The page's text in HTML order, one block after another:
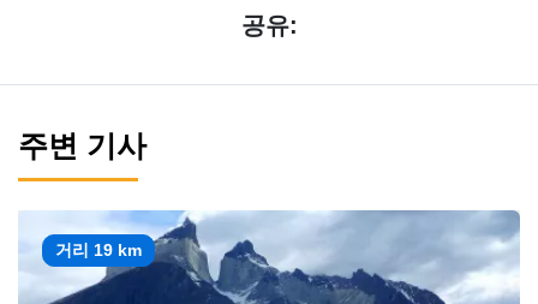
공유:
주변 기사
거리 19 km